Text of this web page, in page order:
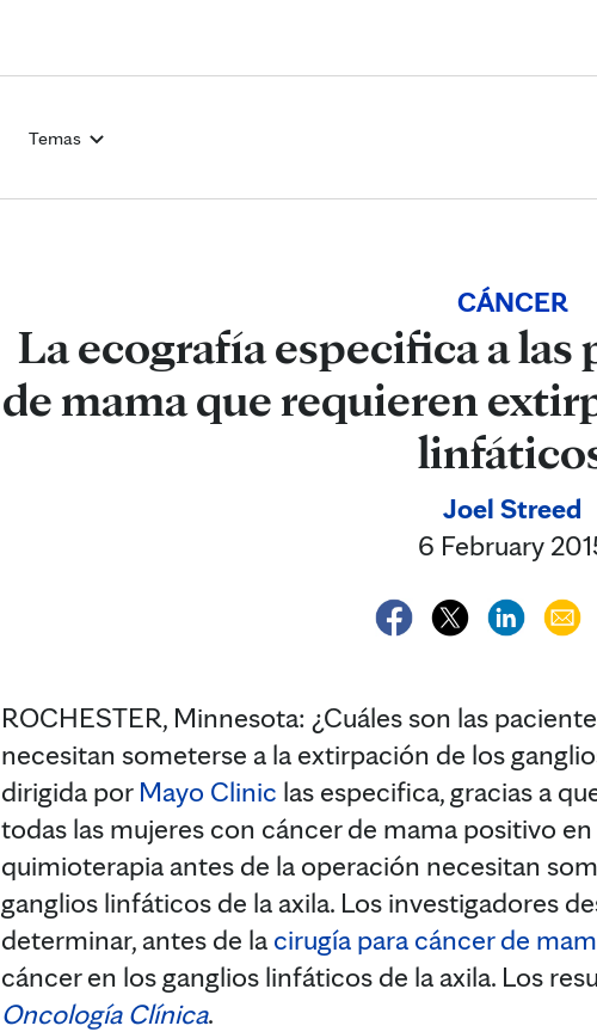
Temas
CÁNCER
La ecografía especifica a
de mama que requieren
Joel Streed
6 February
ROCHESTER, Minnesota: ¿Cuáles son las
necesitan someterse a la extirpación de los
dirigida por Mayo Clinic las especifica, gracias a
todas las mujeres con cáncer de mama positivo
quimioterapia antes de la operación necesitan
ganglios linfáticos de la axila. Los investigadores
determinar, antes de la cirugía para cáncer de
cáncer en los ganglios linfáticos de la axila. Los
Oncología Clínica.